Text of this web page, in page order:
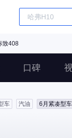
致408
口碑
车 汽油 6月紧凑型